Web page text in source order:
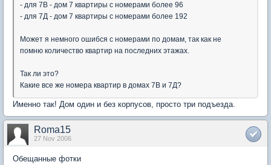
- для 7В - дом 7 квартиры с номерами более 96
- для 7Д - дом 7 квартиры с номерами более 192
Может я немного ошибся с номерами по домам, так как не
помню количество квартир на последних этажах.
Так ли это?
Какие все же номера квартир в домах 7В и 7Д?
Именно так! Дом один и без корпусов, просто три подъезда.
Roma15
27 Nov 2006
Обещанные фотки